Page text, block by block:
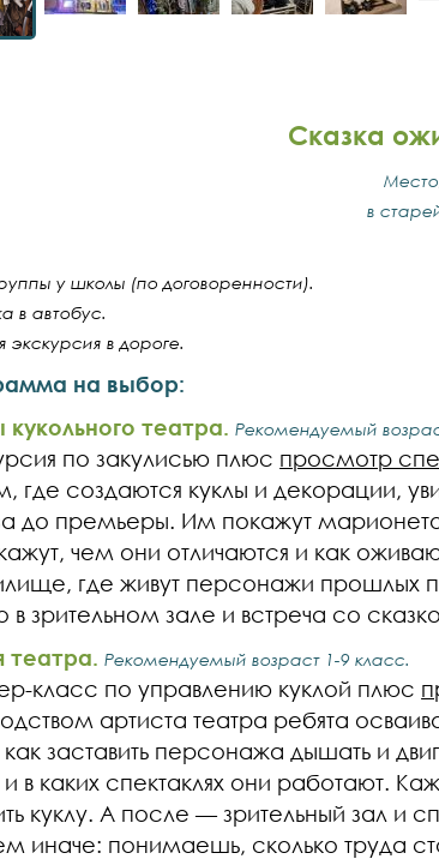
Сказка
в
у школы (по договоренности).
в автобус.
экскурсия в дороге.
на выбор:
кукольного театра. Рекомендуемый
по закулисью плюс просмотр
где создаются куклы и декорации,
до премьеры. Им покажут
чем они отличаются и как
где живут персонажи прошлых
в зрительном зале и встреча со
театра. Рекомендуемый возраст 1-9 класс.
класс по управлению куклой плюс
артиста театра ребята
заставить персонажа дышать и
и в каких спектаклях они работают.
куклу. А после — зрительный зал и
иначе: понимаешь, сколько труда